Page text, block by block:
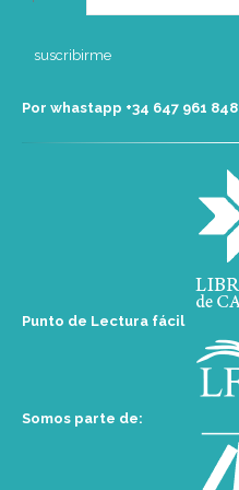
Por whastapp +34 ‭647 961 848‬
Punto de Lectura fácil
Somos parte de: